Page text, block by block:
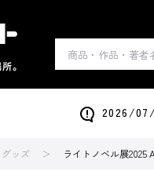
2026/
グッズ ライトノベル展2025